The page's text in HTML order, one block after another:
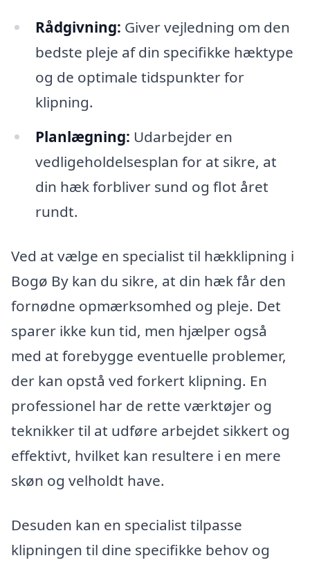
Rådgivning: Giver vejledning om den
bedste pleje af din specifikke hæktype
og de optimale tidspunkter for
klipning.
Planlægning: Udarbejder en
vedligeholdelsesplan for at sikre, at
din hæk forbliver sund og flot året
rundt.
Ved at vælge en specialist til hækklipning i
Bogø By kan du sikre, at din hæk får den
fornødne opmærksomhed og pleje. Det
sparer ikke kun tid, men hjælper også
med at forebygge eventuelle problemer,
der kan opstå ved forkert klipning. En
professionel har de rette værktøjer og
teknikker til at udføre arbejdet sikkert og
effektivt, hvilket kan resultere i en mere
skøn og velholdt have.
Desuden kan en specialist tilpasse
klipningen til dine specifikke behov og